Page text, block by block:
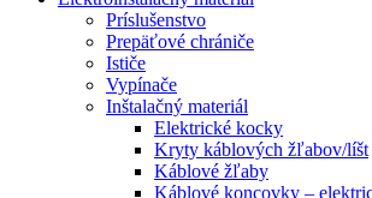
Príslušenstvo
Prepäťové chrániče
Ističe
Vypínače
Inštalačný materiál
Elektrické kocky
Kryty káblových žľabov/líšt
Káblové žľaby
Káblové koncovky –